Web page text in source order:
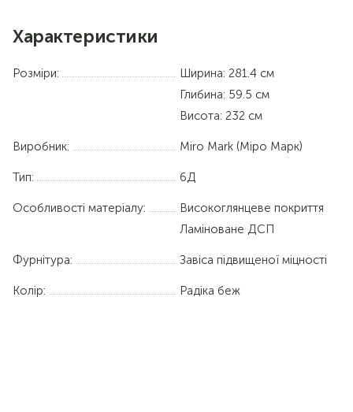
Характеристики
Розміри:
Ширина: 281.4 см
Глибина: 59.5 см
Висота: 232 см
Виробник: Miro Mark (Міро Марк)
Тип: 6Д
Особливості матеріалу:
Високоглянцеве покриття
Ламіноване ДСП
Фурнітура: Завіса підвищеної міцності
Колір: Радіка беж